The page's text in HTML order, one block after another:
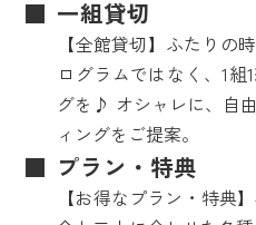
一組貸切
【全館貸切】ふたりの
ログラムではなく、1
グを♪ オシャレに、自
ィングをご提案。
プラン・特典
【お得なプラン・特典